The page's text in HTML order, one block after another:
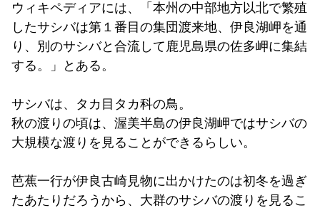
ウィキペディアには、「本州の中部地方以北で繁殖
したサシバは第１番目の集団渡来地、伊良湖岬を通
り、別のサシバと合流して鹿児島県の佐多岬に集結
する。」とある。
サシバは、タカ目タカ科の鳥。
秋の渡りの頃は、渥美半島の伊良湖岬ではサシバの
大規模な渡りを見ることができるらしい。
芭蕉一行が伊良古崎見物に出かけたのは初冬を過ぎ
たあたりだろうから、大群のサシバの渡りを見るこ